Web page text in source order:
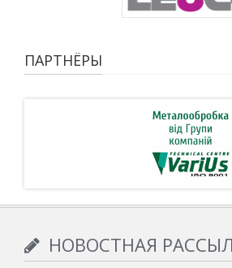
ПАРТНЁРЫ
НОВОСТНАЯ